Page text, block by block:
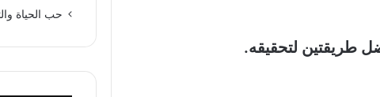
حب الحياة